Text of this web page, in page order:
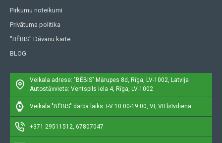
Pirkumu noteikumi
Privātuma politika
"BĒBIS" Dāvanu karte
BLOG
Veikala adrese: "BĒBIS" Mārupes 8d, Rīga, LV-1002, Latvija
Autostāvvieta: Ventspils iela 4, Rīga, LV-1002
Veikala "BĒBIS" darba laiks: I-V 10:00-19:00, VI, VII brīvdiena
+371 29511512, 67807047